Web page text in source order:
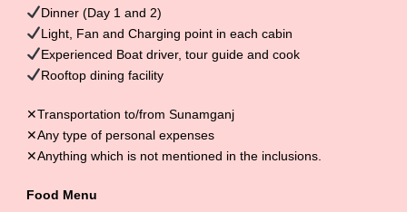
Dinner (Day 1 and 2)
Light, Fan and Charging point in each cabin
Experienced Boat driver, tour guide and cook
Rooftop dining facility
✕Transportation to/from Sunamganj
✕Any type of personal expenses
✕Anything which is not mentioned in the inclusions.
Food Menu